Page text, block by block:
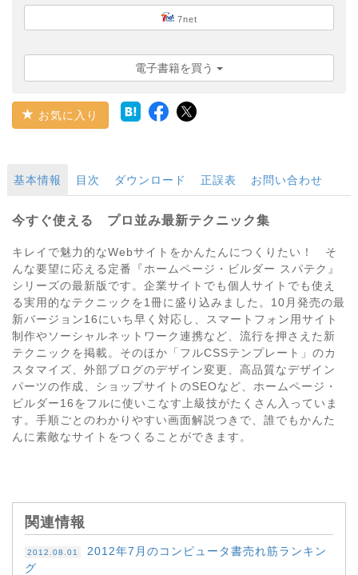
7net
電子書籍を買う
お気に入り
基本情報 目次 ダウンロード 正誤表 お問い合わせ
今すぐ使える プロ並み最新テクニック集
キレイで魅力的なWebサイトをかんたんにつくりたい！ そ
んな要望に応える定番『ホームページ・ビルダー スパテク』
シリーズの最新版です。企業サイトでも個人サイトでも使え
る実用的なテクニックを1冊に盛り込みました。10月発売の最
新バージョン16にいち早く対応し、スマートフォン用サイト
制作やソーシャルネットワーク連携など、流行を押さえた新
テクニックを掲載。そのほか「フルCSSテンプレート」のカ
スタマイズ、外部ブログのデザイン変更、高品質なデザイン
パーツの作成、ショップサイトのSEOなど、ホームページ・
ビルダー16をフルに使いこなす上級技がたくさん入っていま
す。手順ごとのわかりやすい画面解説つきで、誰でもかんた
んに素敵なサイトをつくることができます。
関連情報
2012.08.01
2012年7月のコンピュータ書売れ筋ランキン
グ